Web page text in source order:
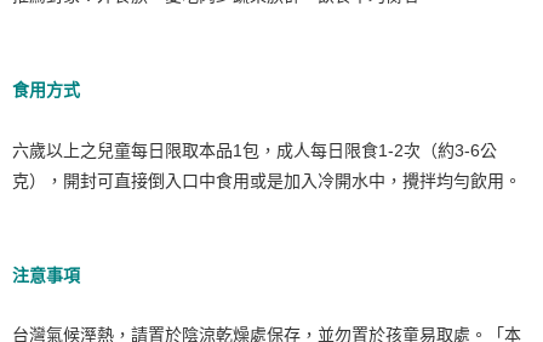
食用方式
六歲以上之兒童每日限取本品1包，成人每日限食1-2次（約3-6公
克），開封可直接倒入口中食用或是加入冷開水中，攪拌均勻飲用。
注意事項
台灣氣候溼熱，請置於陰涼乾燥處保存，並勿置於孩童易取處。「本